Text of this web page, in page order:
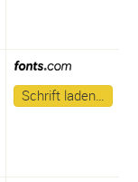
Schrift laden…